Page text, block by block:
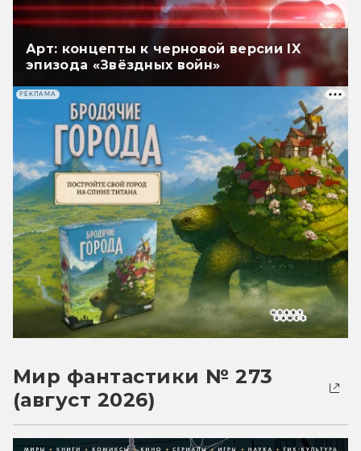
Арт: концепты к черновой версии IX
эпизода «Звёздных войн»
РЕКЛАМА
Мир фантастики № 273
(август 2026)